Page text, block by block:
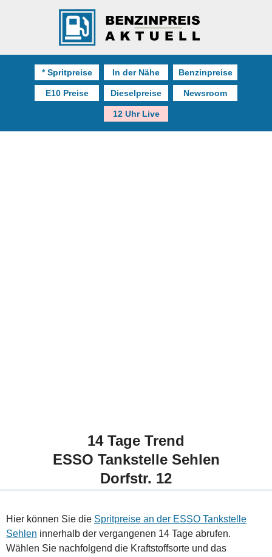
* Spritpreise In der Nähe Benzinpreise
E10 Preise Dieselpreise Newsroom
12 Uhr Live
14 Tage Trend
ESSO Tankstelle Sehlen
Dorfstr. 12
Hier können Sie die Spritpreise an der ESSO Tankstelle
Sehlen innerhalb der vergangenen 14 Tage abrufen.
Wählen Sie nachfolgend die Kraftstoffsorte und das